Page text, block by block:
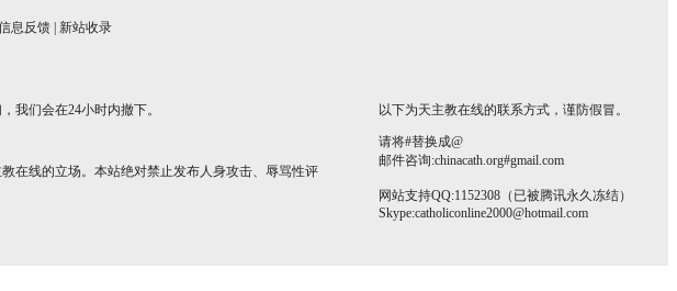
息反馈 新站收录
我们会在24小时内撤下。
在线的立场。本站绝对禁止发布人身攻击、辱骂性评
以下为天主教在线的联系方式，谨防假冒。
请将#替换成@
邮件咨询:chinacath.org#gmail.com
网站支持QQ:1152308（已被腾讯永久冻结）
Skype:catholiconline2000@hotmail.com